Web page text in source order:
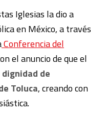
Iglesias la dio a
en México, a través
Conferencia del
el anuncio de que el
de
Toluca, creando con